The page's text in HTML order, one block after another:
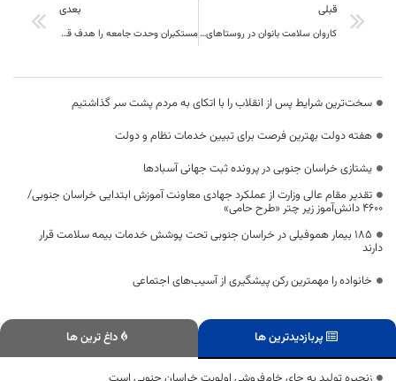
قبلی
کاروان سلامت بانوان در روستاهای محروم بیرجند مستقر شد
بعدی
مستکبران وحدت جامعه را هدف قرار می‌دهند
سخت‌ترین شرایط پس از انقلاب را با اتکای به مردم پشت سر گذاشتیم
هفته دولت بهترین فرصت برای تبیین خدمات نظام و دولت
یشتازی خراسان جنوبی در پرونده ثبت جهانی آسبادها
تقدیر مقام عالی وزارت از عملکرد جهادی معاونت آموزش ابتدایی خراسان جنوبی/
۴۶۰۰ دانش‌آموز زیر چتر «طرح حامی»
۱۸۵ بیمار هموفیلی در خراسان جنوبی تحت پوشش خدمات بیمه سلامت قرار
دارند
خانواده را مهمترین رکن پیشگیری از آسیب‌های اجتماعی
پربازدیدترین ها داغ ترین ها